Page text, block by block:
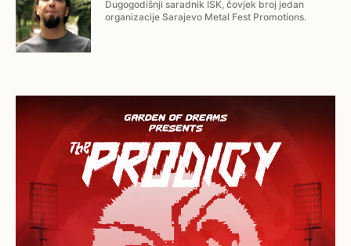
Dugogodišnji saradnik ISK, čovjek broj jedan
organizacije Sarajevo Metal Fest Promotions.